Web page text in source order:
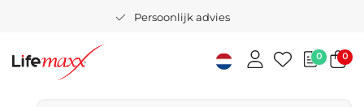
Persoonlijk advies
0 0